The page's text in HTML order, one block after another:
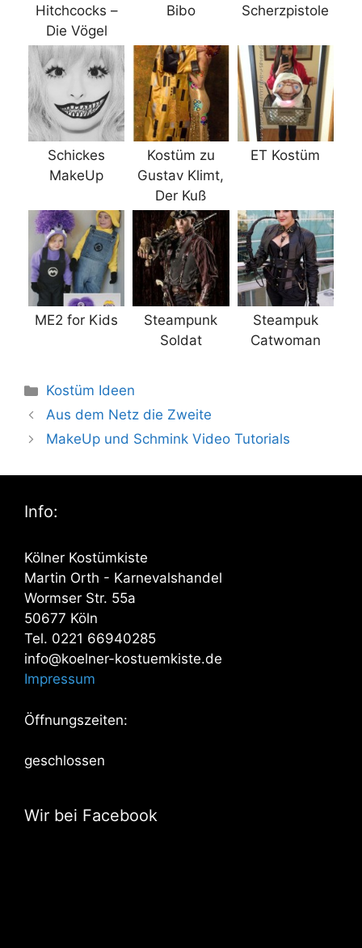
Hitchcocks –
Die Vögel
Bibo Scherzpistole
Schickes
MakeUp
Kostüm zu
Gustav Klimt,
Der Kuß
ET Kostüm
ME2 for Kids
Steampunk
Soldat
Steampuk
Catwoman
Kategorien
Kostüm Ideen
Aus dem Netz die Zweite
MakeUp und Schmink Video Tutorials
Info:
Kölner Kostümkiste
Martin Orth - Karnevalshandel
Wormser Str. 55a
50677 Köln
Tel. 0221 66940285
info@koelner-kostuemkiste.de
Impressum
Öffnungszeiten:
geschlossen
Wir bei Facebook